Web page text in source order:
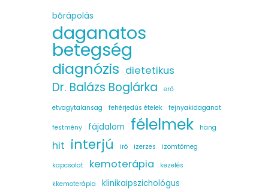
bőrápolás
daganatos
betegség
diagnózis dietetikus
Dr. Balázs Boglárka erő
etvagytalansag fehérjedús ételek fejnyakidaganat
festmény fájdalom félelmek hang
hit interjú iró izerzes izomtömeg
kapcsolat kemoterápia kezelés
kkemoterápia klinikaipszichológus